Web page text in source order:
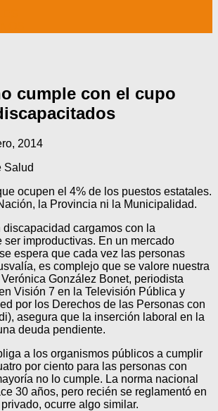
cumple con el cupo
2014
Salud
ocupen el 4% de los puestos estatales.
la Provincia ni la Municipalidad.
discapacidad cargamos con la
ser improductivas. En un mercado
espera que cada vez las personas
es complejo que se valore nuestra
González Bonet, periodista
Visión 7 en la Televisión Pública y
por los Derechos de las Personas con
asegura que la inserción laboral en la
deuda pendiente.
a los organismos públicos a cumplir
por ciento para las personas con
no lo cumple. La norma nacional
30 años, pero recién se reglamentó en
ocurre algo similar.